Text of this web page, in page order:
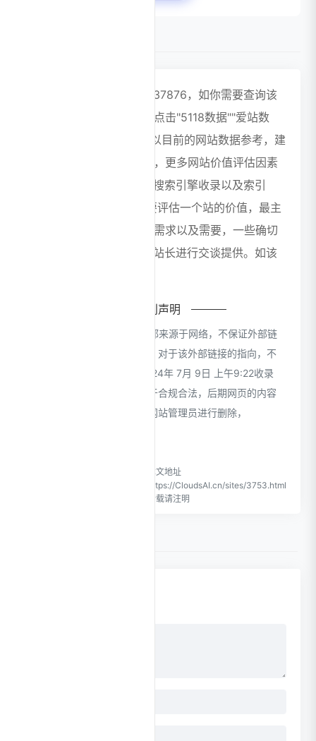
即梦AI浏览人数已经达到37876，如你需要查询该
站的相关权重信息，可以点击"5118数据""爱站数
据""Chinaz数据"进入； 以目前的网站数据参考，建
议大家请以爱站数据为准，更多网站价值评估因素
如：即梦AI的访问速度、搜索引擎收录以及索引
量、用户体验等； 当然要评估一个站的价值，最主
要还是需要根据您自身的需求以及需要，一些确切
的数据则需要找即梦AI的站长进行交谈提供。如该
特别声明
本站CloudsAI提供的即梦AI都来源于网络，不保证外部链
接的准确性和完整性，同时，对于该外部链接的指向，不
由CloudsAI实际控制，在2024年 7月 9日 上午9:22收录
时，该网页上的内容，都属于合规合法，后期网页的内容
如出现违规，可以直接联系网站管理员进行删除，
本文地址
https://CloudsAI.cn/sites/3753.html
转载请注明